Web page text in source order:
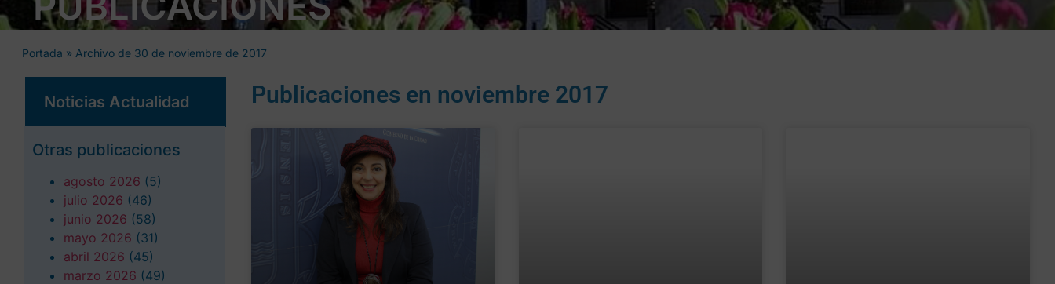
Portada » Archivo de 30 de noviembre de 2017
Noticias Actualidad
Otras publicaciones
agosto 2026 (5)
julio 2026 (46)
junio 2026 (58)
mayo 2026 (31)
abril 2026 (45)
marzo 2026 (49)
Publicaciones en noviembre 2017